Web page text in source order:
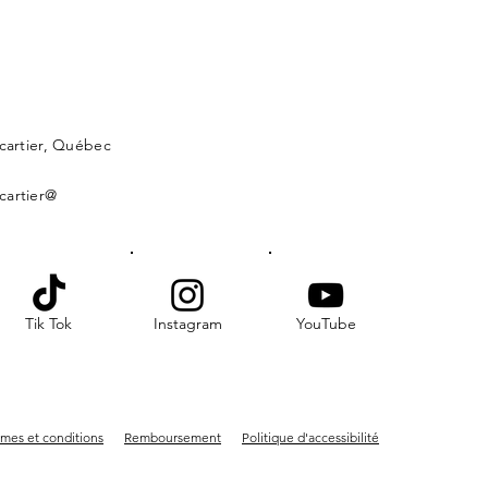
Québec
Tik Tok Instagram YouTube
et conditions Remboursement Politique d'accessibilité